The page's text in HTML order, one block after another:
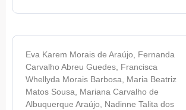
Eva Karem Morais de Araújo, Fernanda
Carvalho Abreu Guedes, Francisca
Whellyda Morais Barbosa, Maria Beatriz
Matos Sousa, Mariana Carvalho de
Albuquerque Araújo, Nadinne Talita dos